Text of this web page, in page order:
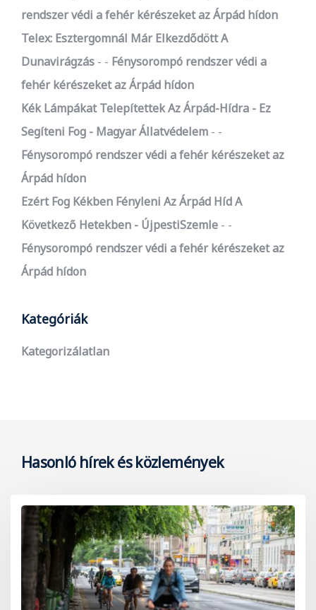
rendszer védi a fehér kérészeket az Árpád hídon
Telex: Esztergomnál Már Elkezdődött A
Dunavirágzás
- Fénysorompó rendszer védi a
fehér kérészeket az Árpád hídon
Kék Lámpákat Telepítettek Az Árpád-Hídra - Ez
Segíteni Fog - Magyar Állatvédelem
-
Fénysorompó rendszer védi a fehér kérészeket az
Árpád hídon
Ezért Fog Kékben Fényleni Az Árpád Híd A
Következő Hetekben - ÚjpestiSzemle
-
Fénysorompó rendszer védi a fehér kérészeket az
Árpád hídon
Kategóriák
Kategorizálatlan
Hasonló hírek és közlemények